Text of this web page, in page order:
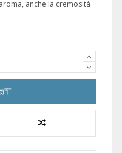
anche la cremosità
车